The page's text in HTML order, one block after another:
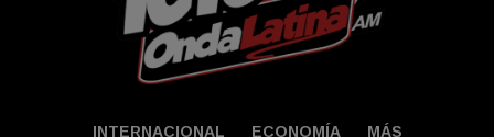
INTERNACIONAL ECONOMÍA MÁS